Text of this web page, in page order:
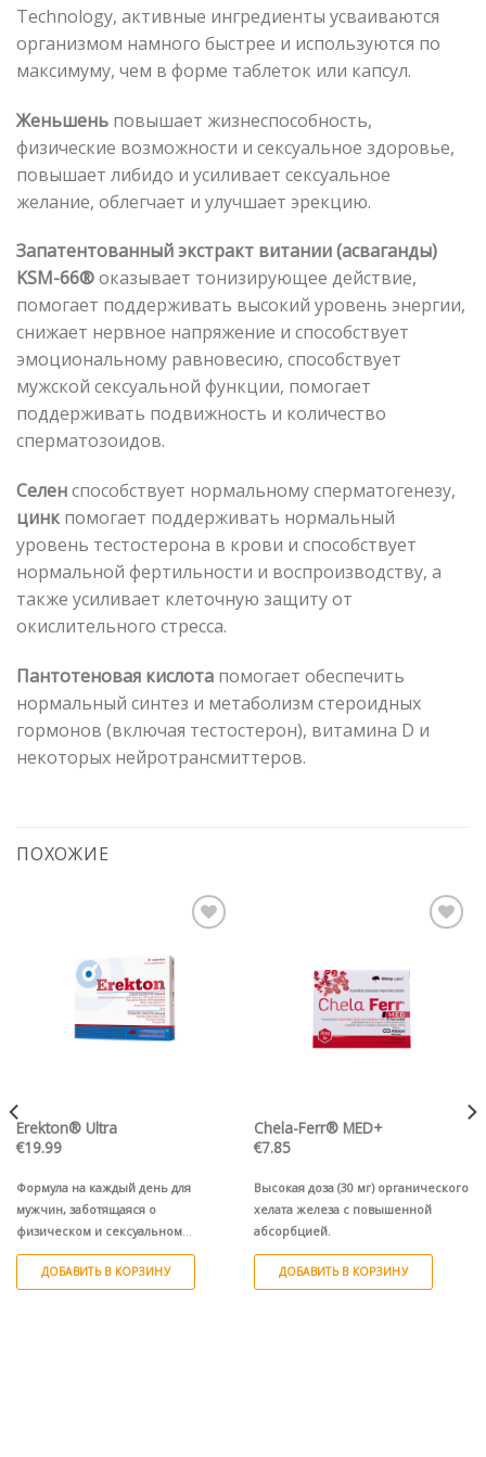
Technology, активные ингредиенты усваиваются
организмом намного быстрее и используются по
максимуму, чем в форме таблеток или капсул.
Женьшень повышает жизнеспособность,
физические возможности и сексуальное здоровье,
повышает либидо и усиливает сексуальное
желание, облегчает и улучшает эрекцию.
Запатентованный экстракт витании (асваганды)
KSM-66®оказывает тонизирующее действие,
помогает поддерживать высокий уровень энергии,
снижает нервное напряжение и способствует
эмоциональному равновесию, способствует
мужской сексуальной функции, помогает
поддерживать подвижность и количество
сперматозоидов.
Селенспособствует нормальному сперматогенезу,
цинкпомогает поддерживать нормальный
уровень тестостерона в крови и способствует
нормальной фертильности и воспроизводству, а
также усиливает клеточную защиту от
окислительного стресса.
Пантотеновая кислота помогает обеспечить
нормальный синтез и метаболизм стероидных
гормонов (включая тестостерон), витамина D и
некоторых нейротрансмиттеров.
ПОХОЖИЕ
sarakstam
Erekton® Ultra
€19.99
Формула на каждый день для
мужчин, заботящаяся о
физическом и сексуальном
здоровье.
ДОБАВИТЬ В КОРЗИНУ
Chela-Ferr® MED+
€7.85
Высокая доза (30 мг) органического
хелата железа с повышенной
абсорбцией.
ДОБАВИТЬ В КОРЗИНУ